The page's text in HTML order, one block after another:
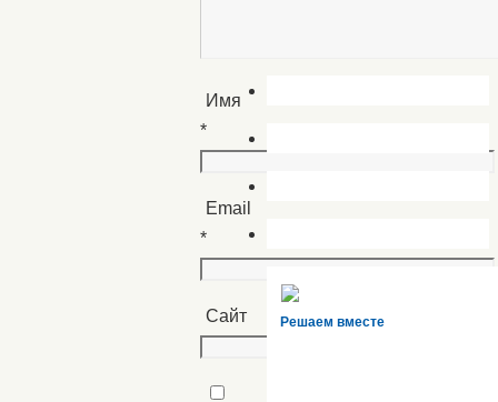
Имя
*
Email
*
Сайт Решаем вместе